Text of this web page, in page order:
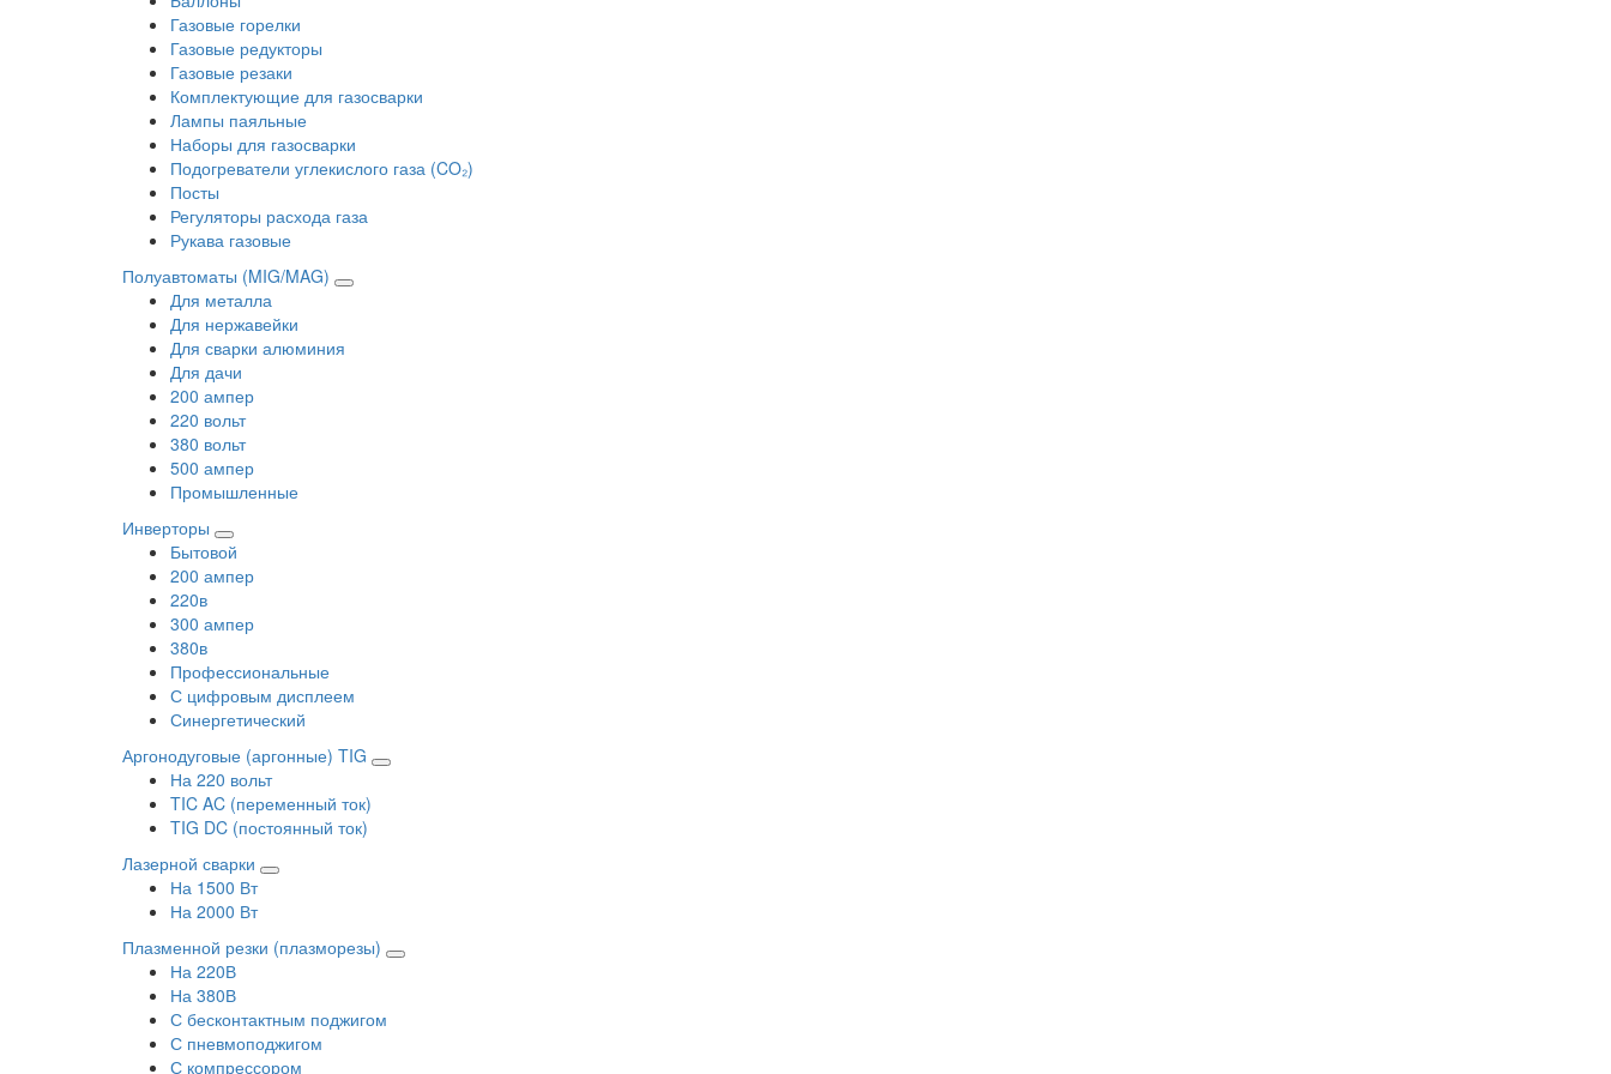
Газовые горелки
Газовые редукторы
Газовые резаки
Комплектующие для газосварки
Лампы паяльные
Наборы для газосварки
Подогреватели углекислого газа (CO₂)
Посты
Регуляторы расхода газа
Рукава газовые
Полуавтоматы (MIG/MAG)
Для металла
Для нержавейки
Для сварки алюминия
Для дачи
200 ампер
220 вольт
380 вольт
500 ампер
Промышленные
Инверторы
Бытовой
200 ампер
220в
300 ампер
380в
Профессиональные
С цифровым дисплеем
Синергетический
Аргонодуговые (аргонные) TIG
На 220 вольт
TIC AC (переменный ток)
TIG DC (постоянный ток)
Лазерной сварки
На 1500 Вт
На 2000 Вт
Плазменной резки (плазморезы)
На 220В
На 380В
С бесконтактным поджигом
С пневмоподжигом
С компрессором